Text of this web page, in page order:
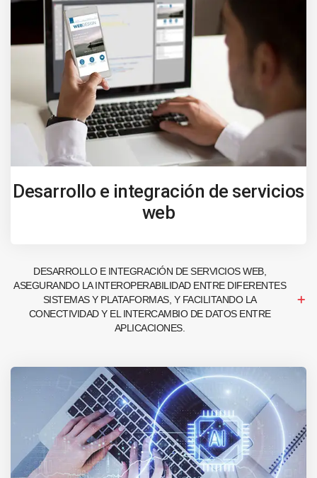
Desarrollo e integración de servicios
web
DESARROLLO E INTEGRACIÓN DE SERVICIOS WEB,
ASEGURANDO LA INTEROPERABILIDAD ENTRE DIFERENTES
SISTEMAS Y PLATAFORMAS, Y FACILITANDO LA
CONECTIVIDAD Y EL INTERCAMBIO DE DATOS ENTRE
APLICACIONES.